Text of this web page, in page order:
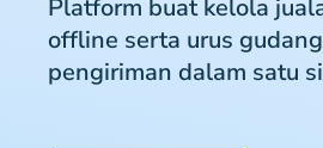
Platform buat kelola
offline serta urus
pengiriman dalam satu